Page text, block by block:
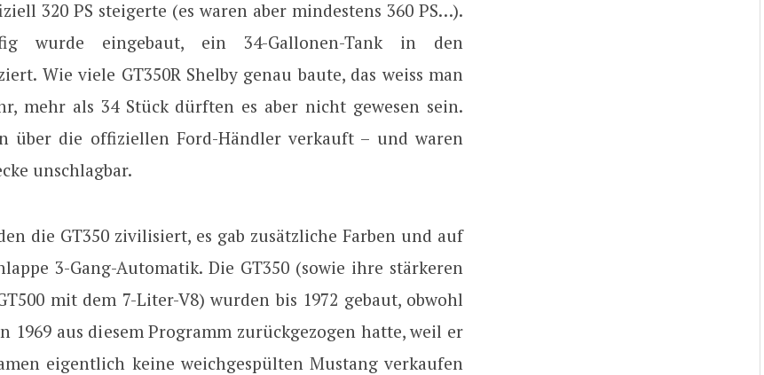
320 PS steigerte (es waren aber mindestens 360 PS…).
wurde eingebaut, ein 34-Gallonen-Tank in den
Wie viele GT350R Shelby genau baute, das weiss man
mehr als 34 Stück dürften es aber nicht gewesen sein.
über die offiziellen Ford-Händler verkauft – und waren
unschlagbar.
die GT350 zivilisiert, es gab zusätzliche Farben und auf
3-Gang-Automatik. Die GT350 (sowie ihre stärkeren
mit dem 7-Liter-V8) wurden bis 1972 gebaut, obwohl
1969 aus diesem Programm zurückgezogen hatte, weil er
eigentlich keine weichgespülten Mustang verkaufen